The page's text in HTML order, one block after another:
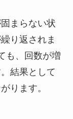
まらない状
り返されま
も、回数が増
結果として
ります。